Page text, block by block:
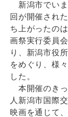
新潟市でいま
回が開催され
ち上がったの
画祭実行委員
り、新潟市役
をめぐり、様
した。
本開催のきっ
人新潟市国際
映画を通じて